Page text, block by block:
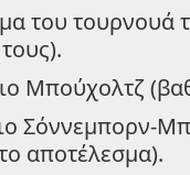
του τουρνουά
Μπούχολτζ
Σόννεμπορν-
αποτέλεσμα).